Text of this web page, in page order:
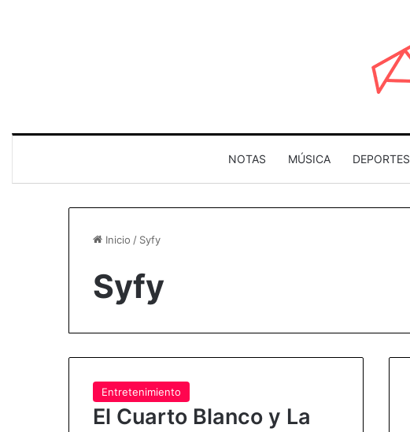
NOTAS MÚSICA DEPORTES
Inicio / Syfy
Syfy
Entretenimiento
El Cuarto Blanco y La